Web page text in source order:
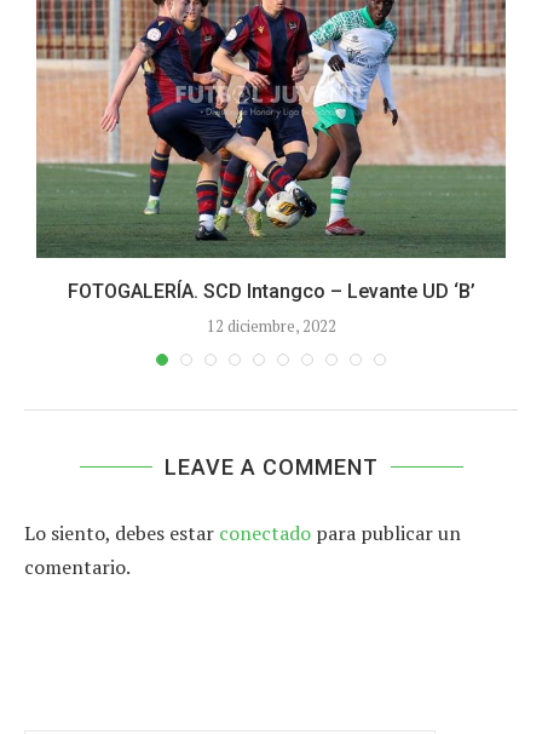
FOTOGALERÍA. SCD Intangco – Levante UD ‘B’
12 diciembre, 2022
LEAVE A COMMENT
Lo siento, debes estar conectado para publicar un
comentario.